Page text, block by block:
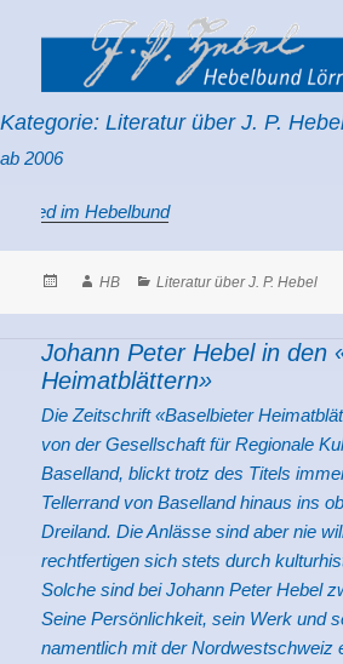
Hebelbund Lörrach
Kategorie: Literatur über J. P.
ab 2006
im Hebelbund
PostedAuthor
HB Categories
Literatur über J. P. Hebel
Johann Peter Hebel in den
Heimatblättern»
Die Zeitschrift «Baselbieter
von der Gesellschaft für Regionale
Baselland, blickt trotz des Titels
Tellerrand von Baselland hinaus ins
Dreiland. Die Anlässe sind aber nie
rechtfertigen sich stets durch
Solche sind bei Johann Peter Hebel
Seine Persönlichkeit, sein Werk und
namentlich mit der Nordwestschweiz